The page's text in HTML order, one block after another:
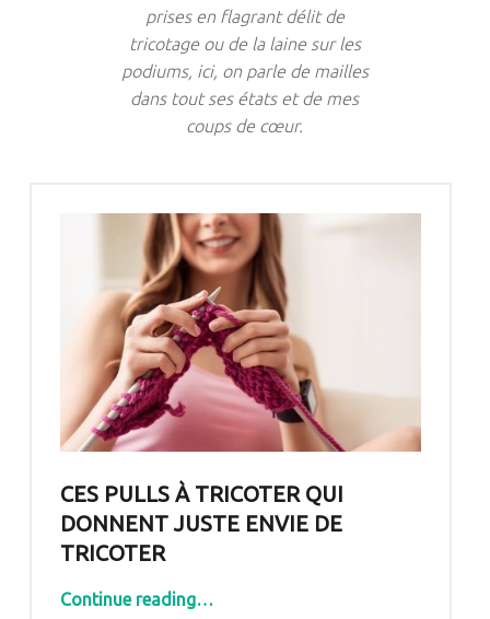
prises en flagrant délit de
tricotage ou de la laine sur les
podiums, ici, on parle de mailles
dans tout ses états et de mes
coups de cœur.
CES PULLS À TRICOTER QUI
DONNENT JUSTE ENVIE DE
TRICOTER
Continue reading“Ces pulls à tricoter qui donnent juste envie de tricoter”
…